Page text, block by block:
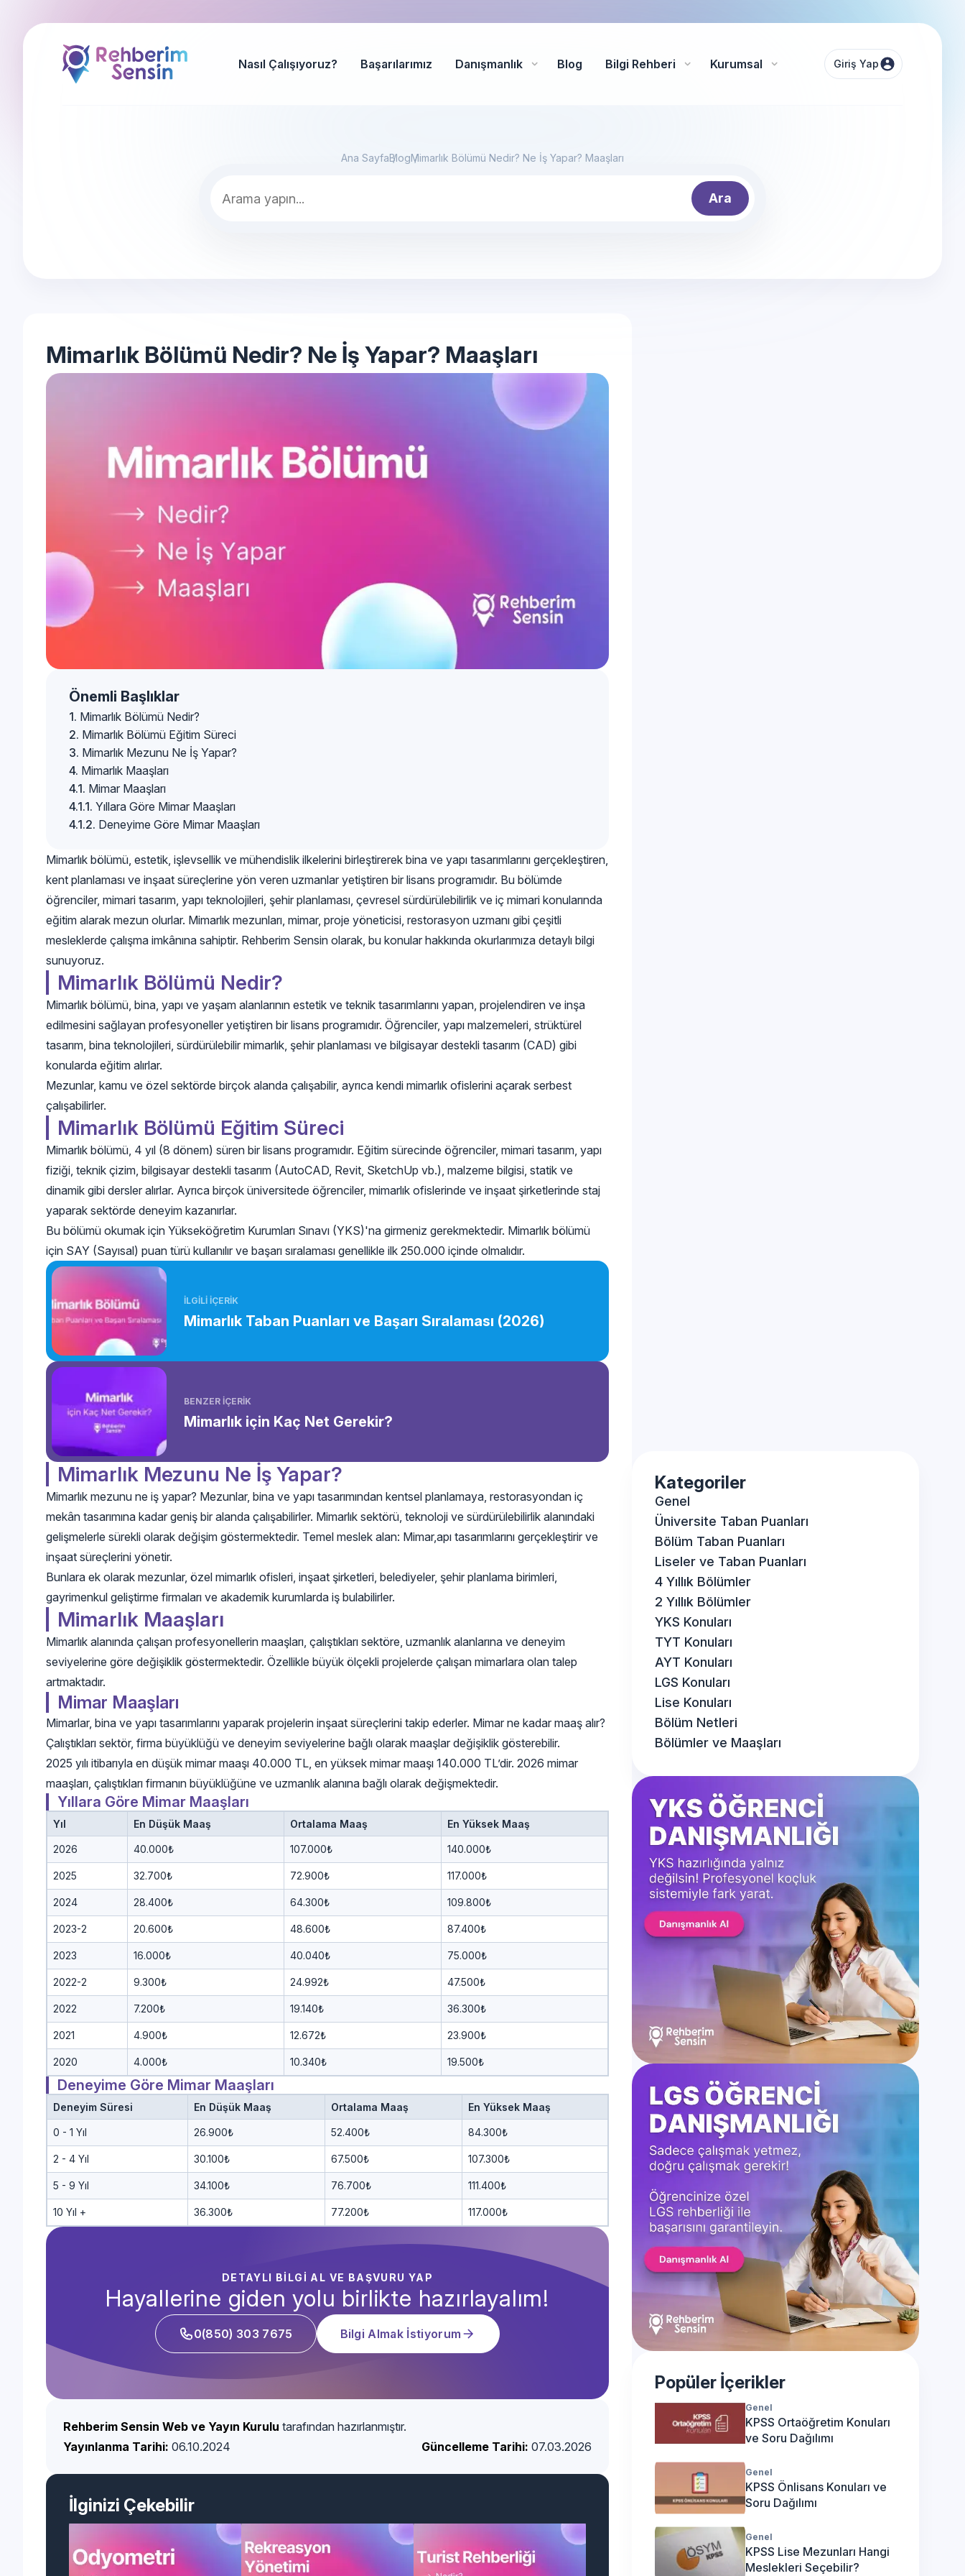
Nasıl Çalışıyoruz? Başarılarımız Danışmanlık Blog Bilgi Rehberi Kurumsal Giriş Yap
Ana SayfaBlogMimarlık Bölümü Nedir? Ne İş Yapar? Maaşları
Ara
Mimarlık Bölümü Nedir? Ne İş Yapar? Maaşları
Önemli Başlıklar
Mimarlık Bölümü Nedir?
Mimarlık Bölümü Eğitim Süreci
Mimarlık Mezunu Ne İş Yapar?
Mimarlık Maaşları
Mimar Maaşları
Yıllara Göre Mimar Maaşları
Deneyime Göre Mimar Maaşları
Mimarlık bölümü, estetik, işlevsellik ve mühendislik ilkelerini birleştirerek bina ve yapı tasarımlarını gerçekleştiren,
kent planlaması ve inşaat süreçlerine yön veren uzmanlar yetiştiren bir lisans programıdır. Bu bölümde
öğrenciler, mimari tasarım, yapı teknolojileri, şehir planlaması, çevresel sürdürülebilirlik ve iç mimari konularında
eğitim alarak mezun olurlar. Mimarlık mezunları, mimar, proje yöneticisi, restorasyon uzmanı gibi çeşitli
mesleklerde çalışma imkânına sahiptir. Rehberim Sensin olarak, bu konular hakkında okurlarımıza detaylı bilgi
sunuyoruz.
Mimarlık Bölümü Nedir?
Mimarlık bölümü, bina, yapı ve yaşam alanlarının estetik ve teknik tasarımlarını yapan, projelendiren ve inşa
edilmesini sağlayan profesyoneller yetiştiren bir lisans programıdır. Öğrenciler, yapı malzemeleri, strüktürel
tasarım, bina teknolojileri, sürdürülebilir mimarlık, şehir planlaması ve bilgisayar destekli tasarım (CAD) gibi
konularda eğitim alırlar.
Mezunlar, kamu ve özel sektörde birçok alanda çalışabilir, ayrıca kendi mimarlık ofislerini açarak serbest
çalışabilirler.
Mimarlık Bölümü Eğitim Süreci
Mimarlık bölümü, 4 yıl (8 dönem) süren bir lisans programıdır. Eğitim sürecinde öğrenciler, mimari tasarım, yapı
fiziği, teknik çizim, bilgisayar destekli tasarım (AutoCAD, Revit, SketchUp vb.), malzeme bilgisi, statik ve
dinamik gibi dersler alırlar. Ayrıca birçok üniversitede öğrenciler, mimarlık ofislerinde ve inşaat şirketlerinde staj
yaparak sektörde deneyim kazanırlar.
Bu bölümü okumak için Yükseköğretim Kurumları Sınavı (YKS)'na girmeniz gerekmektedir. Mimarlık bölümü
için SAY (Sayısal) puan türü kullanılır ve başarı sıralaması genellikle ilk 250.000 içinde olmalıdır.
İLGİLİ İÇERİK
Mimarlık Taban Puanları ve Başarı Sıralaması (2026)
BENZER İÇERİK
Mimarlık için Kaç Net Gerekir?
Mimarlık Mezunu Ne İş Yapar?
Mimarlık mezunu ne iş yapar? Mezunlar, bina ve yapı tasarımından kentsel planlamaya, restorasyondan iç
mekân tasarımına kadar geniş bir alanda çalışabilirler. Mimarlık sektörü, teknoloji ve sürdürülebilirlik alanındaki
gelişmelerle sürekli olarak değişim göstermektedir. Temel meslek alan: Mimar,apı tasarımlarını gerçekleştirir ve
inşaat süreçlerini yönetir.
Bunlara ek olarak mezunlar, özel mimarlık ofisleri, inşaat şirketleri, belediyeler, şehir planlama birimleri,
gayrimenkul geliştirme firmaları ve akademik kurumlarda iş bulabilirler.
Mimarlık Maaşları
Mimarlık alanında çalışan profesyonellerin maaşları, çalıştıkları sektöre, uzmanlık alanlarına ve deneyim
seviyelerine göre değişiklik göstermektedir. Özellikle büyük ölçekli projelerde çalışan mimarlara olan talep
artmaktadır.
Mimar Maaşları
Mimarlar, bina ve yapı tasarımlarını yaparak projelerin inşaat süreçlerini takip ederler. Mimar ne kadar maaş alır?
Çalıştıkları sektör, firma büyüklüğü ve deneyim seviyelerine bağlı olarak maaşlar değişiklik gösterebilir.
2025 yılı itibarıyla en düşük mimar maaşı 40.000 TL, en yüksek mimar maaşı 140.000 TL’dir. 2026 mimar
maaşları, çalıştıkları firmanın büyüklüğüne ve uzmanlık alanına bağlı olarak değişmektedir.
Yıllara Göre Mimar Maaşları
Yıl En Düşük Maaş Ortalama Maaş En Yüksek Maaş
2026 40.000₺ 107.000₺ 140.000₺
2025 32.700₺ 72.900₺ 117.000₺
2024 28.400₺ 64.300₺ 109.800₺
2023-2 20.600₺ 48.600₺ 87.400₺
2023 16.000₺ 40.040₺ 75.000₺
2022-2 9.300₺ 24.992₺ 47.500₺
2022 7.200₺ 19.140₺ 36.300₺
2021 4.900₺ 12.672₺ 23.900₺
2020 4.000₺ 10.340₺ 19.500₺
Deneyime Göre Mimar Maaşları
Deneyim Süresi En Düşük Maaş Ortalama Maaş En Yüksek Maaş
0 - 1 Yıl 26.900₺ 52.400₺ 84.300₺
2 - 4 Yıl 30.100₺ 67.500₺ 107.300₺
5 - 9 Yıl 34.100₺ 76.700₺ 111.400₺
10 Yıl + 36.300₺ 77.200₺ 117.000₺
DETAYLI BİLGİ AL VE BAŞVURU YAP
Hayallerine giden yolu birlikte hazırlayalım!
0(850) 303 7675 Bilgi Almak İstiyorum
Rehberim Sensin Web ve Yayın Kurulu tarafından hazırlanmıştır.
Yayınlanma Tarihi: 06.10.2024 Güncelleme Tarihi: 07.03.2026
İlginizi Çekebilir
Kategoriler
Genel
Üniversite Taban Puanları
Bölüm Taban Puanları
Liseler ve Taban Puanları
4 Yıllık Bölümler
2 Yıllık Bölümler
YKS Konuları
TYT Konuları
AYT Konuları
LGS Konuları
Lise Konuları
Bölüm Netleri
Bölümler ve Maaşları
Popüler İçerikler
Genel
KPSS Ortaöğretim Konuları
ve Soru Dağılımı
Genel
KPSS Önlisans Konuları ve
Soru Dağılımı
Genel
KPSS Lise Mezunları Hangi
Meslekleri Seçebilir?